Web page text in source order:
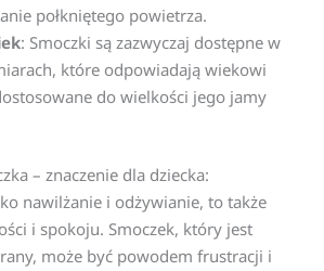
połkniętego powietrza.
: Smoczki są zazwyczaj dostępne w
które odpowiadają wiekowi
do wielkości jego jamy
– znaczenie dla dziecka:
nawilżanie i odżywianie, to także
i spokoju. Smoczek, który jest
może być powodem frustracji i